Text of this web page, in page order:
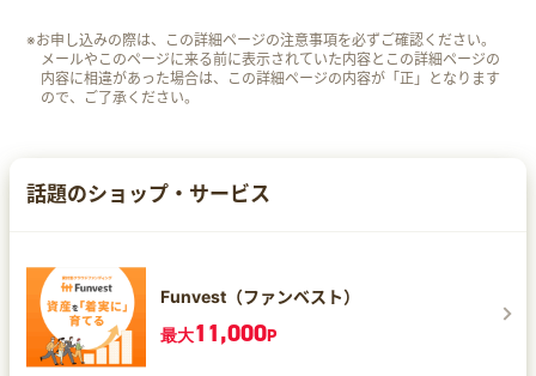
※お申し込みの際は、この詳細ページの注意事項を必ずご確認ください。
メールやこのページに来る前に表示されていた内容とこの詳細ページの
内容に相違があった場合は、この詳細ページの内容が「正」となります
ので、ご了承ください。
話題のショップ・サービス
Funvest（ファンベスト）
最大11,000P